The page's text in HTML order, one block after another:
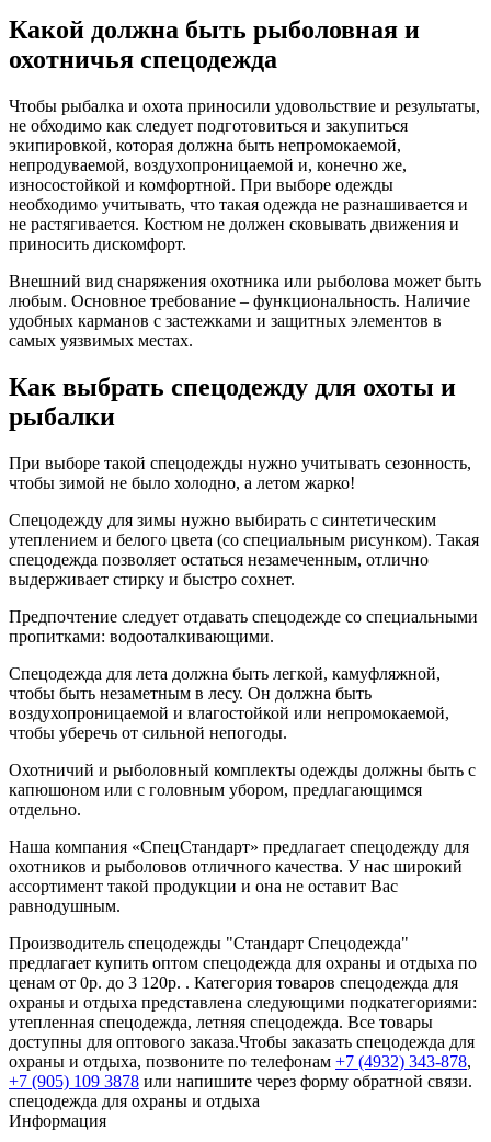
Какой должна быть рыболовная и
охотничья спецодежда
Чтобы рыбалка и охота приносили удовольствие и результаты,
не обходимо как следует подготовиться и закупиться
экипировкой, которая должна быть непромокаемой,
непродуваемой, воздухопроницаемой и, конечно же,
износостойкой и комфортной. При выборе одежды
необходимо учитывать, что такая одежда не разнашивается и
не растягивается. Костюм не должен сковывать движения и
приносить дискомфорт.
Внешний вид снаряжения охотника или рыболова может быть
любым. Основное требование – функциональность. Наличие
удобных карманов с застежками и защитных элементов в
самых уязвимых местах.
Как выбрать спецодежду для охоты и
рыбалки
При выборе такой спецодежды нужно учитывать сезонность,
чтобы зимой не было холодно, а летом жарко!
Спецодежду для зимы нужно выбирать с синтетическим
утеплением и белого цвета (со специальным рисунком). Такая
спецодежда позволяет остаться незамеченным, отлично
выдерживает стирку и быстро сохнет.
Предпочтение следует отдавать спецодежде со специальными
пропитками: водооталкивающими.
Спецодежда для лета должна быть легкой, камуфляжной,
чтобы быть незаметным в лесу. Он должна быть
воздухопроницаемой и влагостойкой или непромокаемой,
чтобы уберечь от сильной непогоды.
Охотничий и рыболовный комплекты одежды должны быть с
капюшоном или с головным убором, предлагающимся
отдельно.
Наша компания «СпецСтандарт» предлагает спецодежду для
охотников и рыболовов отличного качества. У нас широкий
ассортимент такой продукции и она не оставит Вас
равнодушным.
Производитель спецодежды "Стандарт Спецодежда"
предлагает купить оптом спецодежда для охраны и отдыха по
ценам от 0р. до 3 120р. . Категория товаров спецодежда для
охраны и отдыха представлена следующими подкатегориями:
утепленная спецодежда, летняя спецодежда. Все товары
доступны для оптового заказа.Чтобы заказать спецодежда для
охраны и отдыха, позвоните по телефонам +7 (4932) 343-878,
+7 (905) 109 3878 или напишите через форму обратной связи.
спецодежда для охраны и отдыха
Информация